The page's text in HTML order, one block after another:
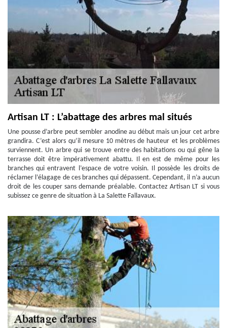
Artisan LT : L’abattage des arbres mal situés
Une pousse d’arbre peut sembler anodine au début mais un jour cet arbre
grandira. C’est alors qu’il mesure 10 mètres de hauteur et les problèmes
surviennent. Un arbre qui se trouve entre des habitations ou qui gêne la
terrasse doit être impérativement abattu. Il en est de même pour les
branches qui entravent l’espace de votre voisin. Il possède les droits de
réclamer l’élagage de ces branches qui dépassent. Cependant, il n’a aucun
droit de les couper sans demande préalable. Contactez Artisan LT si vous
subissez ce genre de situation à La Salette Fallavaux.